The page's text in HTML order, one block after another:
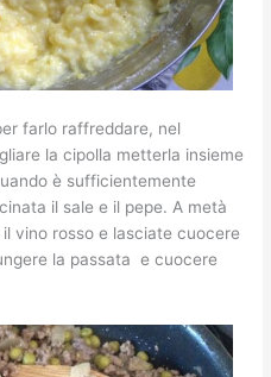
farlo raffreddare, nel
la cipolla metterla insieme
è sufficientemente
il sale e il pepe. A metà
vino rosso e lasciate cuocere
la passata e cuocere